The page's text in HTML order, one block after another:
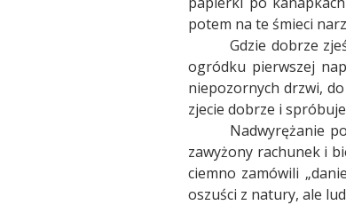
potem na te śmieci
Gdzie dobrze
ogródku pierwszej
niepozornych drzwi,
zjecie dobrze i
Nadwyrężanie
zawyżony rachunek i
ciemno zamówili „danie
oszuści z natury, ale